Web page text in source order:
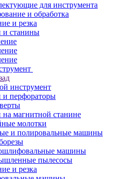
для инструмента
и обработка
и резка
и станины
инструмент
и перфораторы
на магнитной станине
молотки
и полировальные машины
машины
пылесосы
и резка